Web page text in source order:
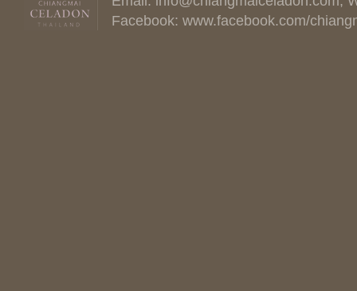
Facebook:www.facebook.com/